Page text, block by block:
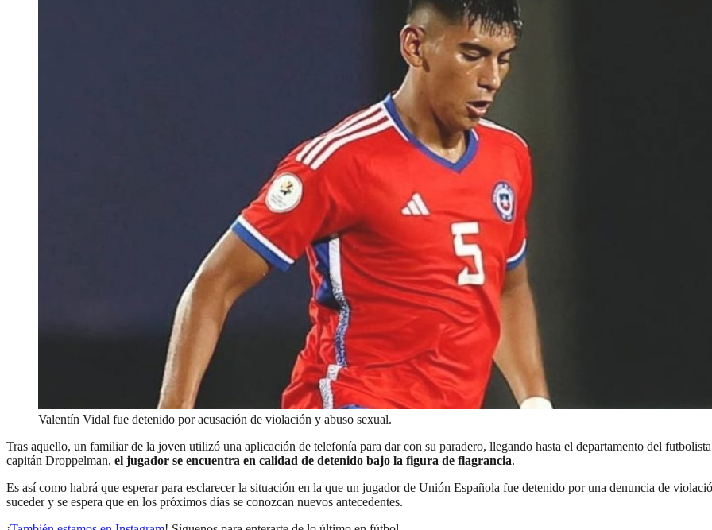
Valentín Vidal fue detenido por acusación de violación y abuso sexual.
Tras aquello, un familiar de la joven utilizó una aplicación de telefonía para dar con su paradero, llegando hasta el departamento del
capitán Droppelman, el jugador se encuentra en calidad de detenido bajo la figura de flagrancia.
Es así como habrá que esperar para esclarecer la situación en la que un jugador de Unión Española fue detenido por una denuncia de
suceder y se espera que en los próximos días se conozcan nuevos antecedentes.